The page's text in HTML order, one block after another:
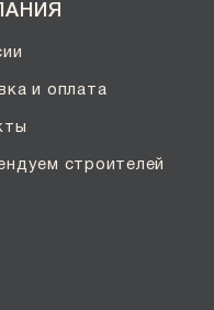
и оплата
строителей